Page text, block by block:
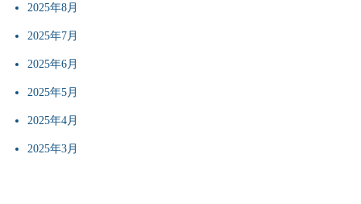
2025年8月
2025年7月
2025年6月
2025年5月
2025年4月
2025年3月